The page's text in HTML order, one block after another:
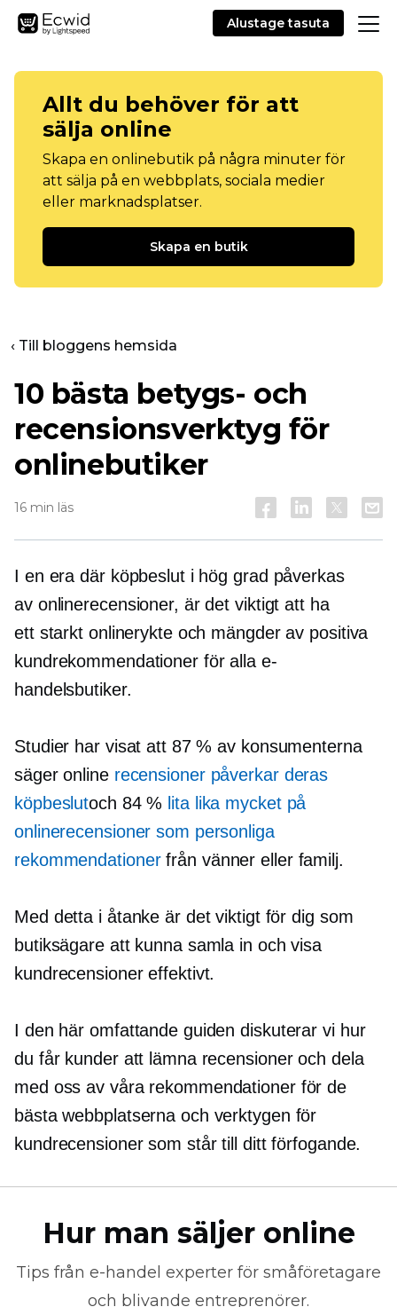
Alustage tasuta
Allt du behöver för att
sälja online
Skapa en onlinebutik på några minuter för
att sälja på en webbplats, sociala medier
eller marknadsplatser.
Skapa en butik
‹ Till bloggens hemsida
10 bästa betygs- och
recensionsverktyg för
onlinebutiker
16 min läs
I en era där köpbeslut i hög grad påverkas
av onlinerecensioner, är det viktigt att ha
ett starkt onlinerykte och mängder av positiva
kundrekommendationer för alla e-
handelsbutiker.
Studier har visat att 87 % av konsumenterna
säger online recensioner påverkar deras
köpbeslutoch 84 % lita lika mycket på
onlinerecensioner som personliga
rekommendationerfrån vänner eller familj.
Med detta i åtanke är det viktigt för dig som
butiksägare att kunna samla in och visa
kundrecensioner effektivt.
I den här omfattande guiden diskuterar vi hur
du får kunder att lämna recensioner och dela
med oss ​​av våra rekommendationer för de
bästa webbplatserna och verktygen för
kundrecensioner som står till ditt förfogande.
Hur man säljer online
Tips från e-handel experter för småföretagare
och blivande entreprenörer.